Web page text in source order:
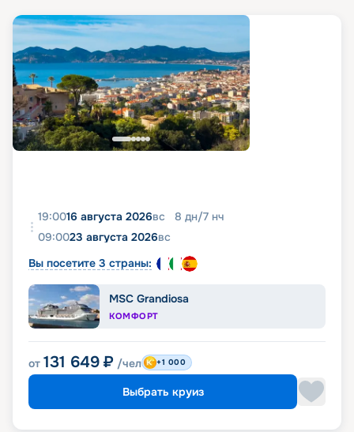
19:0016 августа 2026вс 8 дн/7 нч
09:0023 августа 2026вс
Вы посетите 3 страны:
MSC Grandiosa
КОМФОРТ
от 131 649 ₽ /чел +1 000
Выбрать круиз